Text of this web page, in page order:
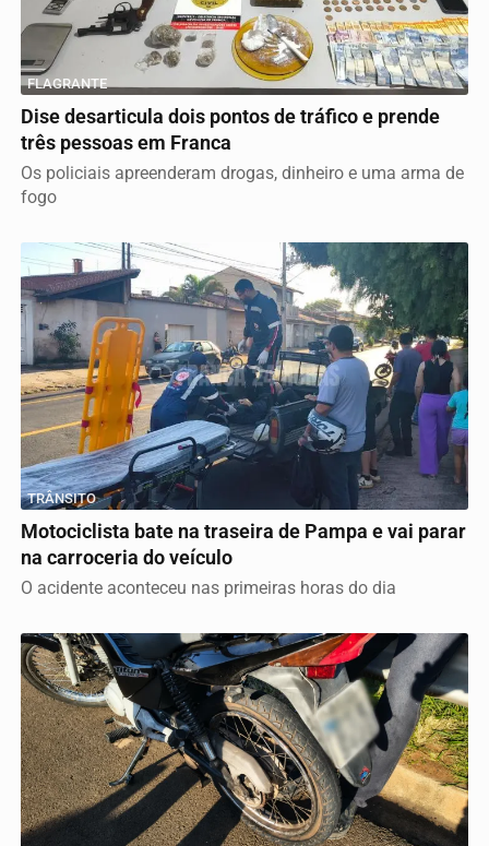
FLAGRANTE
Dise desarticula dois pontos de tráfico e prende
três pessoas em Franca
Os policiais apreenderam drogas, dinheiro e uma arma de
fogo
TRÂNSITO
Motociclista bate na traseira de Pampa e vai parar
na carroceria do veículo
O acidente aconteceu nas primeiras horas do dia